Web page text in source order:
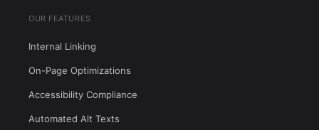
OUR FEATURES
Internal Linking
On-Page Optimizations
Accessibility Compliance
Automated Alt Texts